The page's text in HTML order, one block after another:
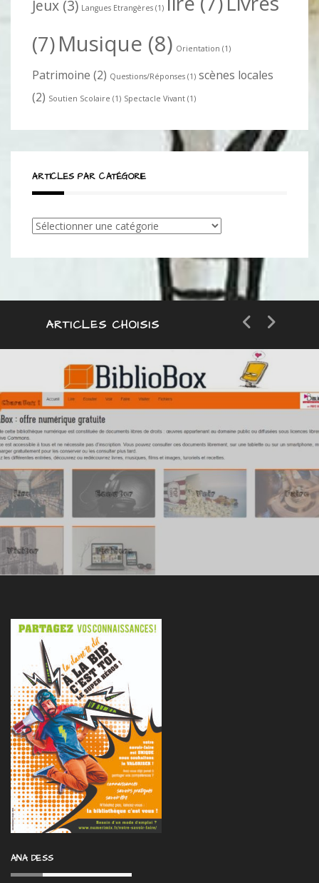
Jeux (3) Langues Etrangères (1)
(7)Musique (8) Orientation (1)
Patrimoine (2) Questions/Réponses (1) scènes locales
(2) Soutien Scolaire (1) Spectacle Vivant (1)
ARTICLES PAR CATÉGORIE
Articles
ARTICLES CHOISIS
ANA DESS